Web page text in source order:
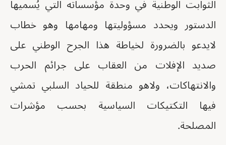
الثوابت الوطنية في وحدة مؤسساته التي يُسميها
الدستور ويحدد مسؤوليتها ومهامها وهو خطاب
لايدعو بالضرورة لخياطة هذا الجرح الوطني على
صديد الإفلات من العقاب على جرائم الحرب
والانتهاكات، ولاهو منطقة للحياد السلبي تمشي
فيها التكتيكات السياسية بحسب مؤشرات
المصلحة.